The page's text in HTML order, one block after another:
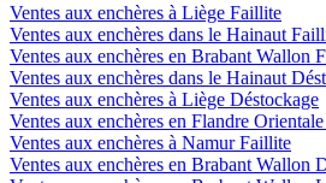
Ventes aux enchères à Liège Faillite
Ventes aux enchères dans le Hainaut
Ventes aux enchères en Brabant Wallon
Ventes aux enchères dans le Hainaut
Ventes aux enchères à Liège Déstockage
Ventes aux enchères en Flandre
Ventes aux enchères à Namur Faillite
Ventes aux enchères en Brabant Wallon